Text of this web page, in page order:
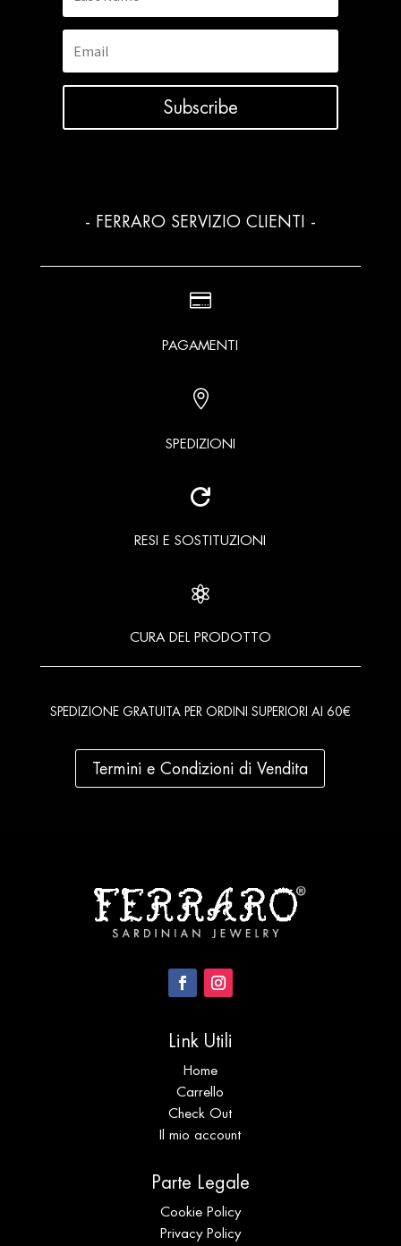
Subscribe
- FERRARO SERVIZIO CLIENTI -

PAGAMENTI

SPEDIZIONI

RESI E SOSTITUZIONI

CURA DEL PRODOTTO
SPEDIZIONE GRATUITA PER ORDINI SUPERIORI AI 60€
Termini e Condizioni di Vendita
Link Utili
Home
Carrello
Check Out
Il mio account
Parte Legale
Cookie Policy
Privacy Policy